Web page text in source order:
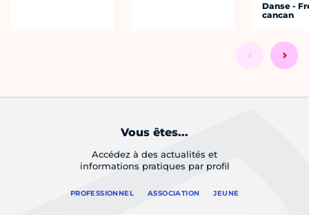
Danse -
cancan
Vous êtes...
Accédez à des actualités et
informations pratiques par profil
PROFESSIONNEL ASSOCIATION JEUNE